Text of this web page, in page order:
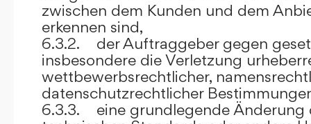
zwischen dem Kunden und dem
erkennen sind,
6.3.2. der Auftraggeber gegen
insbesondere die Verletzung
wettbewerbsrechtlicher,
datenschutzrechtlicher
6.3.3. eine grundlegende Änderung